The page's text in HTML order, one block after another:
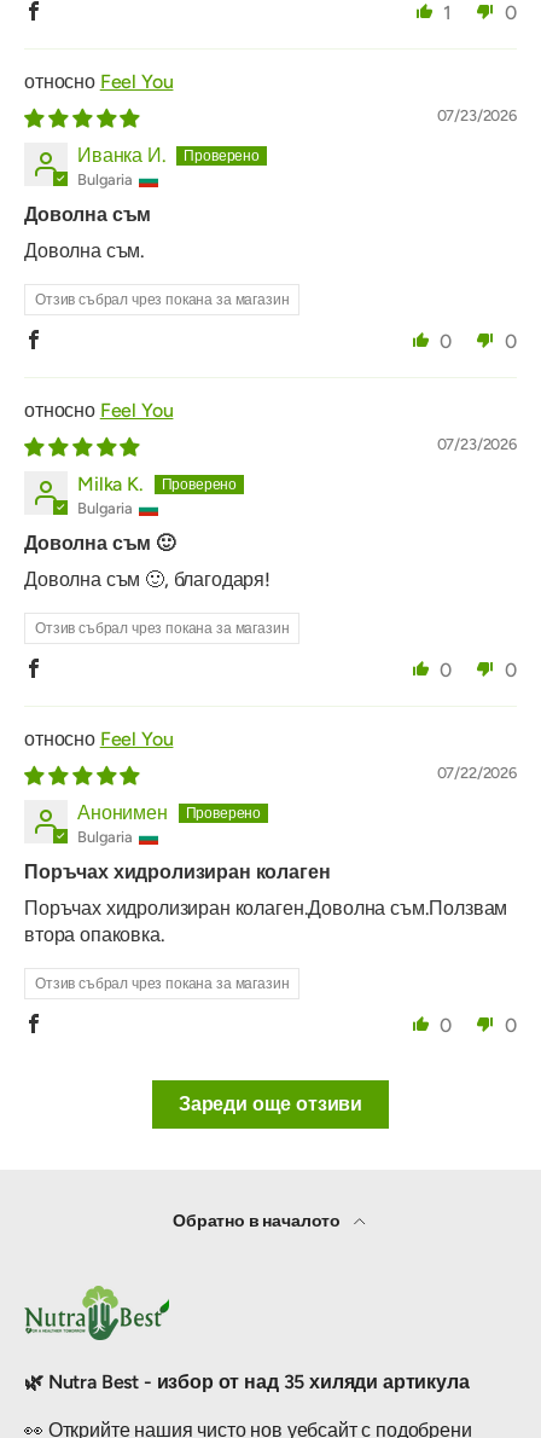
1 0
Feel You
07/23/2026
Иванка И.
Bulgaria
Доволна съм
Доволна съм.
Отзив събрал чрез покана за магазин
0 0
Feel You
07/23/2026
Milka K.
Bulgaria
Доволна съм 🙂
Доволна съм 🙂, благодаря!
Отзив събрал чрез покана за магазин
0 0
Feel You
07/22/2026
Анонимен
Bulgaria
Поръчах хидролизиран колаген
Поръчах хидролизиран колаген.Доволна съм.Ползвам
втора опаковка.
Отзив събрал чрез покана за магазин
0 0
Зареди още отзиви
Обратно в началото
🌿 Nutra Best - избор от над 35 хиляди артикула
👀 Открийте нашия чисто нов уебсайт с подобрени